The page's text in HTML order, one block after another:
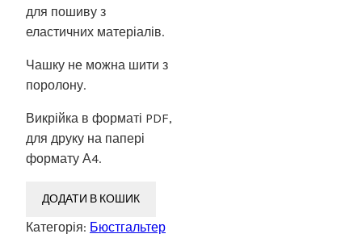
для пошиву з
еластичних матеріалів.
Чашку не можна шити з
поролону.
Викрійка в форматі PDF,
для друку на папері
формату А4.
ДОДАТИ В КОШИК
Категорія: Бюстгальтер